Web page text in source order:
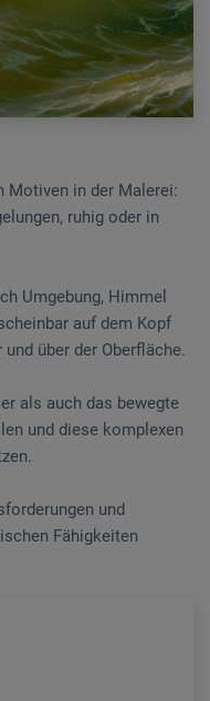
Motiven in der Malerei:
ruhig oder in
Umgebung, Himmel
auf dem Kopf
über der Oberfläche.
als auch das bewegte
und diese komplexen
und
Fähigkeiten